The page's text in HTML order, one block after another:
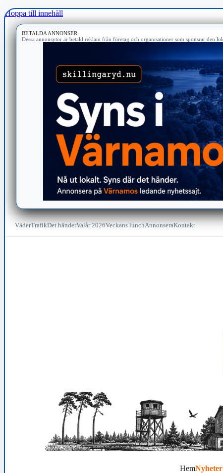
Hoppa till innehåll
BETALDA ANNONSER
Dessa annonsytor är betald reklam från företag och organisationer som sponsrar den
VäderTrafikDet händerValår 2026Veckans lunchAnnonseraKontakt
HemNyheter